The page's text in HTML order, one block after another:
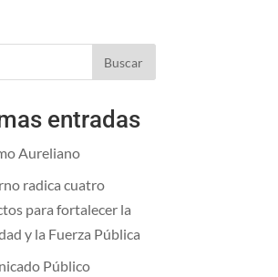
Buscar
entradas
Aureliano
radica cuatro
para fortalecer la
y la Fuerza Pública
Público